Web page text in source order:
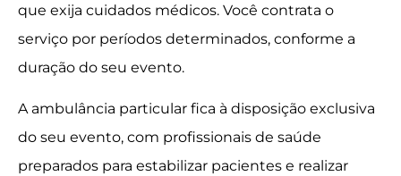
que exija cuidados médicos. Você contrata o
serviço por períodos determinados, conforme a
duração do seu evento.
A ambulância particular fica à disposição exclusiva
do seu evento, com profissionais de saúde
preparados para estabilizar pacientes e realizar